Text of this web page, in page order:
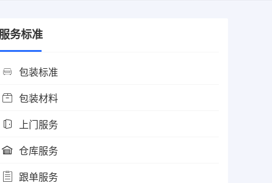
服务标准
包装标准
包装材料
上门服务
仓库服务
跟单服务